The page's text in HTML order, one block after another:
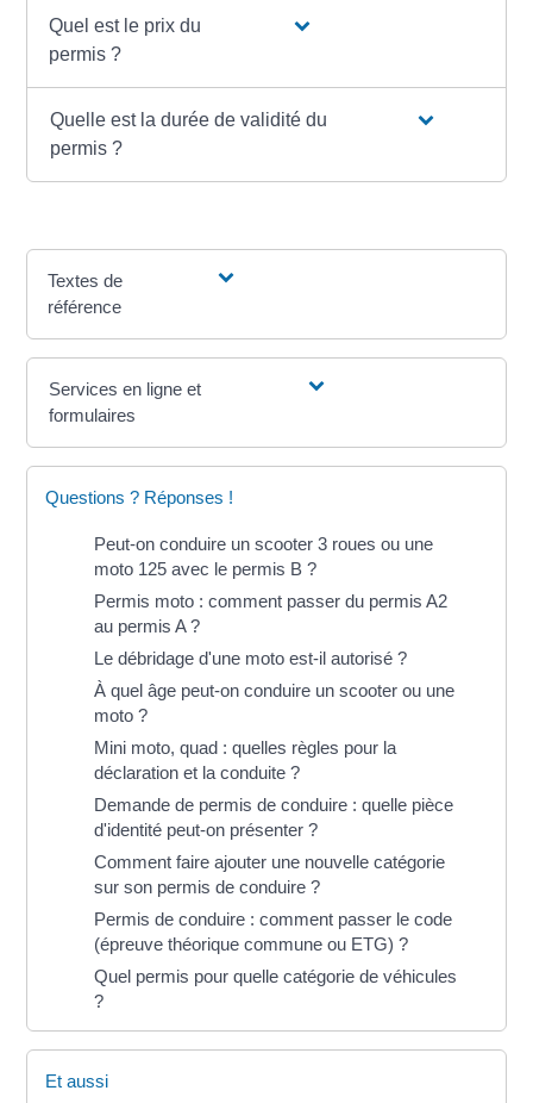
Quel est le prix du
permis ?
Quelle est la durée de validité du
permis ?
Textes de
référence
Services en ligne et
formulaires
Questions ? Réponses !
Peut-on conduire un scooter 3 roues ou une
moto 125 avec le permis B ?
Permis moto : comment passer du permis A2
au permis A ?
Le débridage d'une moto est-il autorisé ?
À quel âge peut-on conduire un scooter ou une
moto ?
Mini moto, quad : quelles règles pour la
déclaration et la conduite ?
Demande de permis de conduire : quelle pièce
d'identité peut-on présenter ?
Comment faire ajouter une nouvelle catégorie
sur son permis de conduire ?
Permis de conduire : comment passer le code
(épreuve théorique commune ou ETG) ?
Quel permis pour quelle catégorie de véhicules
?
Et aussi